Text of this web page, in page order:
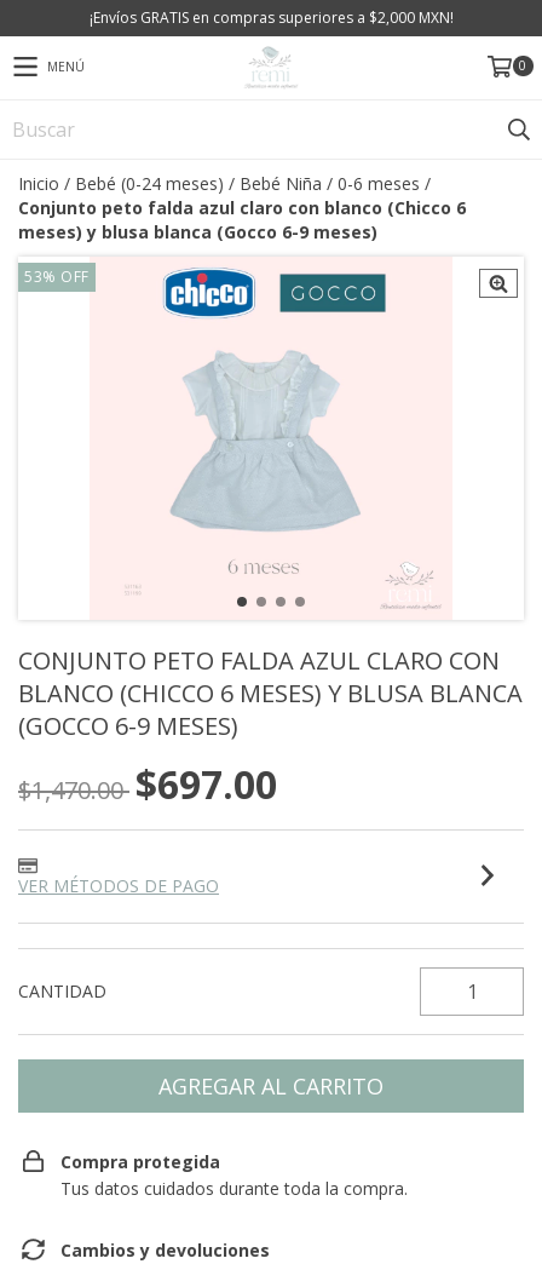
¡Envíos GRATIS en compras superiores a $2,000 MXN!
MENÚ 0
Inicio / Bebé (0-24 meses) / Bebé Niña / 0-6 meses /
Conjunto peto falda azul claro con blanco (Chicco 6
meses) y blusa blanca (Gocco 6-9 meses)
53% OFF
CONJUNTO PETO FALDA AZUL CLARO CON
BLANCO (CHICCO 6 MESES) Y BLUSA BLANCA
(GOCCO 6-9 MESES)
$1,470.00 $697.00
VER MÉTODOS DE PAGO
CANTIDAD
Compra protegida
Tus datos cuidados durante toda la compra.
Cambios y devoluciones